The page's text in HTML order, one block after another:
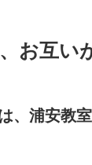
互い
、浦安教